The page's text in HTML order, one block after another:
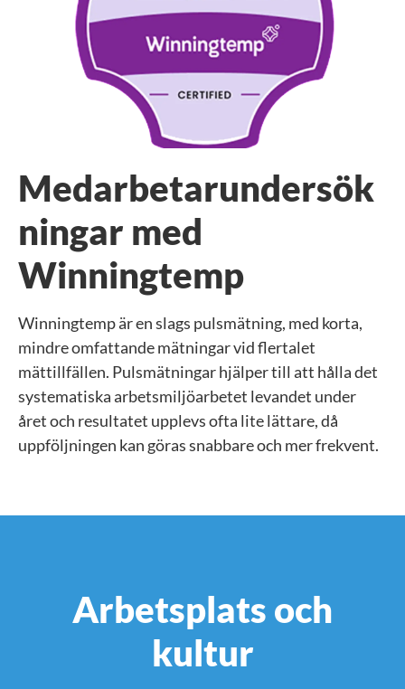
Medarbetarundersök
ningar med
Winningtemp
Winningtemp är en slags pulsmätning, med korta,
mindre omfattande mätningar vid flertalet
mättillfällen. Pulsmätningar hjälper till att hålla det
systematiska arbetsmiljöarbetet levandet under
året och resultatet upplevs ofta lite lättare, då
uppföljningen kan göras snabbare och mer frekvent.
Arbetsplats och
kultur